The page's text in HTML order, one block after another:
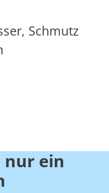
Schmutz
nur ein